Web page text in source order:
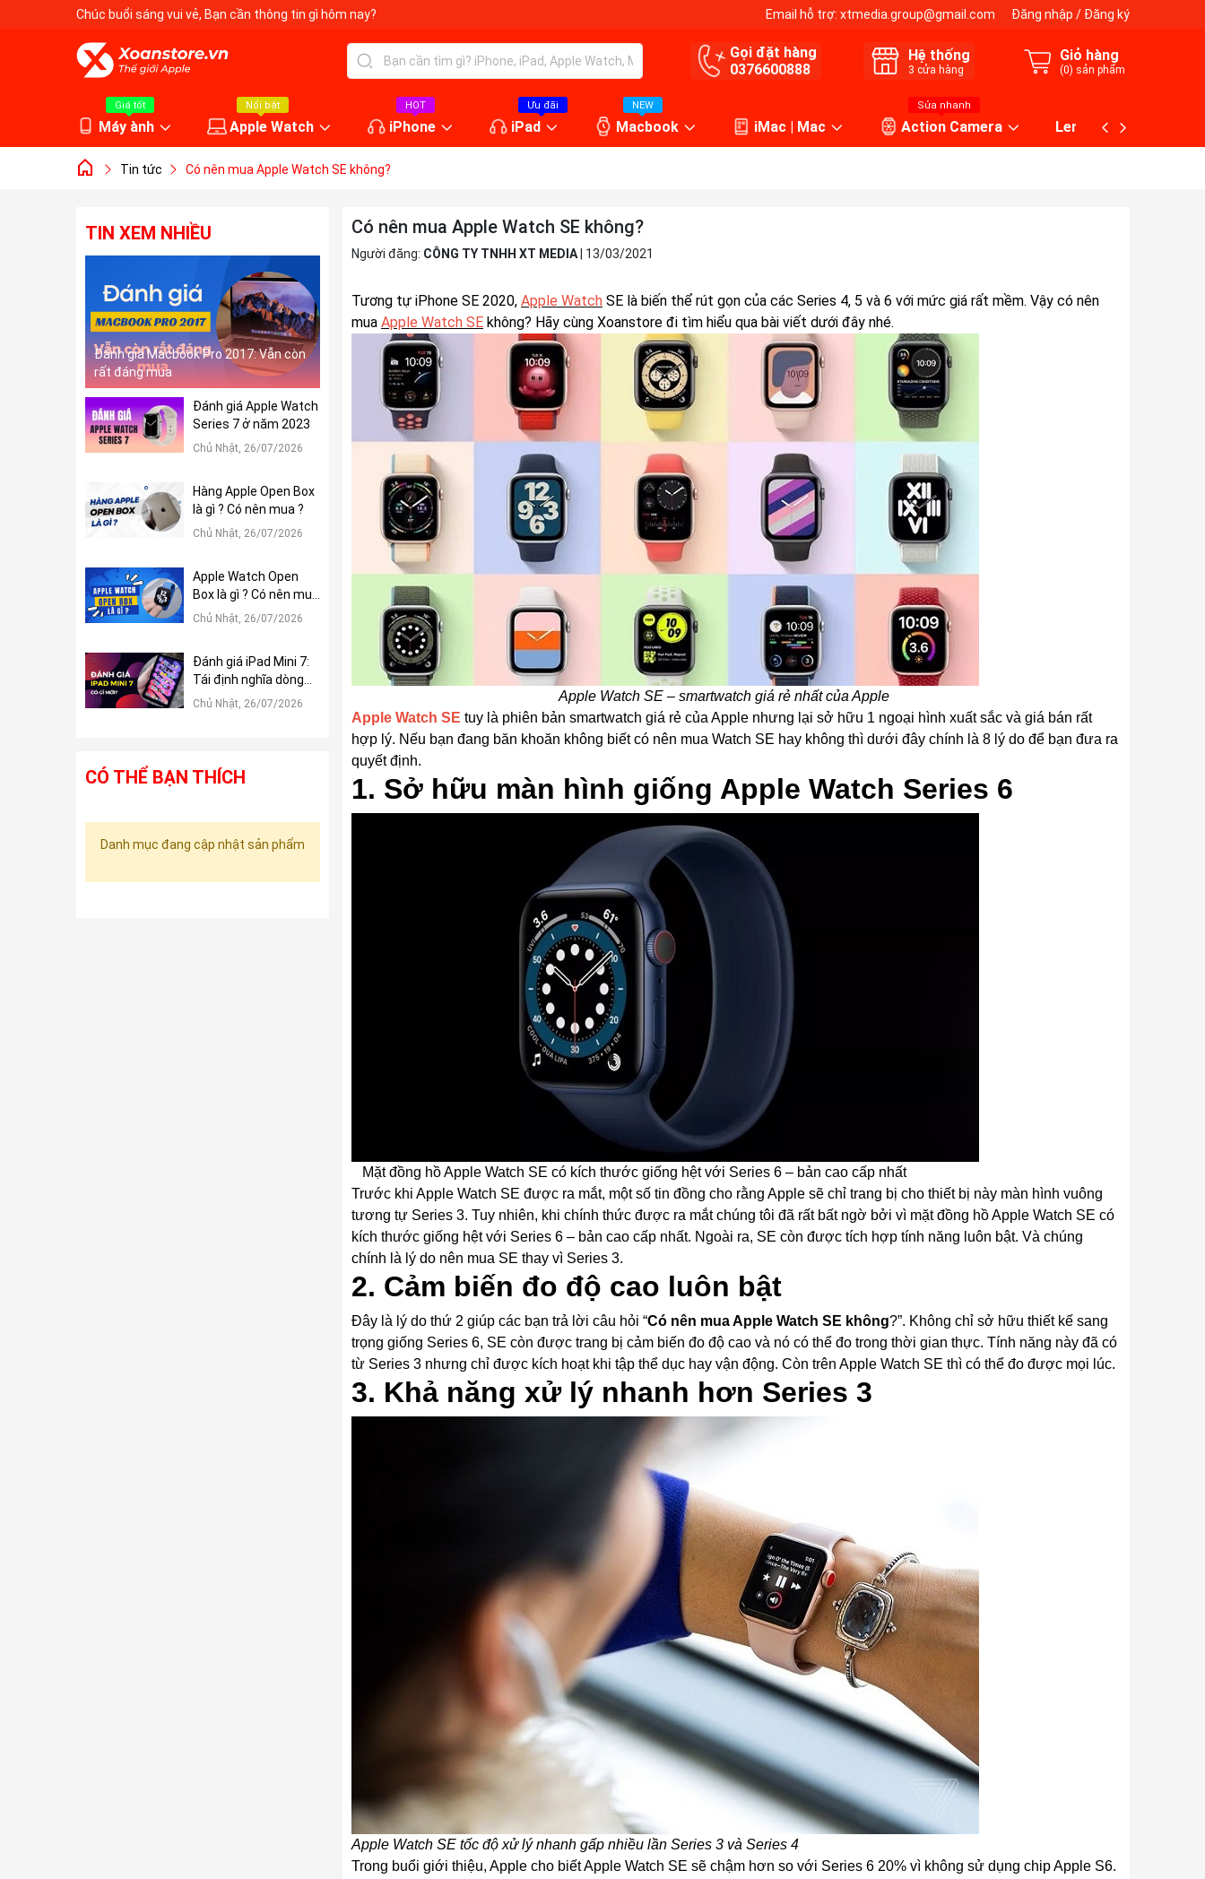
Chúc buổi sáng vui vẻ, Bạn cần thông tin gì hôm nay? Email hỗ trợ: xtmedia.group@gmail.com Đăng nhập / Đăng ký
Gọi đặt hàng
0376600888
Hệ thống
3 cửa hàng
Giỏ hàng
(0) sản phẩm
Giá tốt
Máy ành
Nổi bật
Apple Watch
HOT
iPhone
Ưu đãi
iPad
NEW
Macbook iMac | Mac
Sửa nhanh
Action Camera Lens máy ảnh
Tin tức Có nên mua Apple Watch SE không?
Có nên mua Apple Watch SE không?
Người đăng: CÔNG TY TNHH XT MEDIA 13/03/2021
Tương tự iPhone SE 2020, Apple Watch SE là biến thể rút gọn của các Series 4, 5 và 6 với mức giá rất mềm. Vậy có nên
mua Apple Watch SE không? Hãy cùng Xoanstore đi tìm hiểu qua bài viết dưới đây nhé.
Apple Watch SE – smartwatch giá rẻ nhất của Apple
Apple Watch SE tuy là phiên bản smartwatch giá rẻ của Apple nhưng lại sở hữu 1 ngoại hình xuất sắc và giá bán rất
hợp lý. Nếu bạn đang băn khoăn không biết có nên mua Watch SE hay không thì dưới đây chính là 8 lý do để bạn đưa ra
quyết định.
1. Sở hữu màn hình giống Apple Watch Series 6
Mặt đồng hồ Apple Watch SE có kích thước giống hệt với Series 6 – bản cao cấp nhất
Trước khi Apple Watch SE được ra mắt, một số tin đồng cho rằng Apple sẽ chỉ trang bị cho thiết bị này màn hình vuông
tương tự Series 3. Tuy nhiên, khi chính thức được ra mắt chúng tôi đã rất bất ngờ bởi vì mặt đồng hồ Apple Watch SE có
kích thước giống hệt với Series 6 – bản cao cấp nhất. Ngoài ra, SE còn được tích hợp tính năng luôn bật. Và chúng
chính là lý do nên mua SE thay vì Series 3.
2. Cảm biến đo độ cao luôn bật
Đây là lý do thứ 2 giúp các bạn trả lời câu hỏi “Có nên mua Apple Watch SE không?”. Không chỉ sở hữu thiết kế sang
trọng giống Series 6, SE còn được trang bị cảm biến đo độ cao và nó có thể đo trong thời gian thực. Tính năng này đã có
từ Series 3 nhưng chỉ được kích hoạt khi tập thể dục hay vận động. Còn trên Apple Watch SE thì có thể đo được mọi lúc.
3. Khả năng xử lý nhanh hơn Series 3
Apple Watch SE tốc độ xử lý nhanh gấp nhiều lần Series 3 và Series 4
Trong buổi giới thiệu, Apple cho biết Apple Watch SE sẽ chậm hơn so với Series 6 20% vì không sử dụng chip Apple S6.
TIN XEM NHIỀU
Đánh giá Macbook Pro 2017: Vẫn còn
rất đáng mua
Đánh giá Apple Watch
Series 7 ở năm 2023
Chủ Nhật, 26/07/2026
Hàng Apple Open Box
là gì ? Có nên mua ?
Chủ Nhật, 26/07/2026
Apple Watch Open
Box là gì ? Có nên mua
?
Chủ Nhật, 26/07/2026
Đánh giá iPad Mini 7:
Tái định nghĩa dòng
iPad Mini
Chủ Nhật, 26/07/2026
CÓ THỂ BẠN THÍCH
Danh mục đang cập nhật sản phẩm